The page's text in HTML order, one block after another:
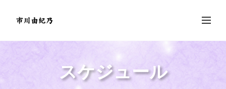
スケジュール